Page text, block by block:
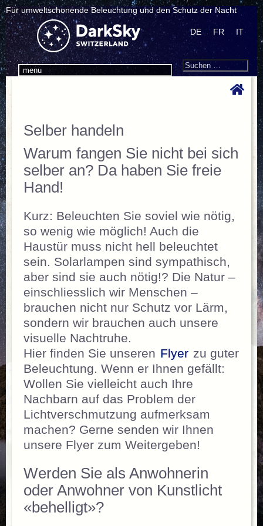
Für umweltschonende Beleuchtung und den Schutz der Nacht
menu
DE FR IT
Search
Suchen
Selber handeln
Warum fangen Sie nicht bei sich
selber an? Da haben Sie freie
Hand!
Kurz: Beleuchten Sie soviel wie nötig,
so wenig wie möglich! Auch die
Haustür muss nicht hell beleuchtet
sein. Solarlampen sind sympathisch,
aber sind sie auch nötig!? Die Natur –
einschliesslich wir Menschen –
brauchen nicht nur Schutz vor Lärm,
sondern wir brauchen auch unsere
visuelle Nachtruhe.
Hier finden Sie unseren Flyer zu guter
Beleuchtung. Wenn er Ihnen gefällt:
Wollen Sie vielleicht auch Ihre
Nachbarn auf das Problem der
Lichtverschmutzung aufmerksam
machen? Gerne senden wir Ihnen
unsere Flyer zum Weitergeben!
Werden Sie als Anwohnerin
oder Anwohner von Kunstlicht
«behelligt»?